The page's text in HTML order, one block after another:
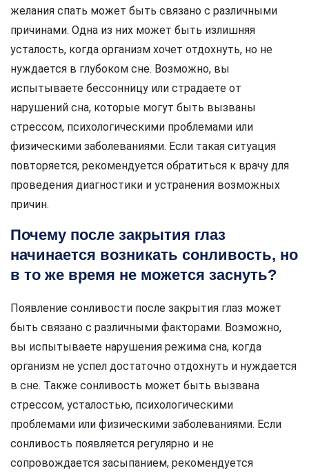
желания спать может быть связано с различными
причинами. Одна из них может быть излишняя
усталость, когда организм хочет отдохнуть, но не
нуждается в глубоком сне. Возможно, вы
испытываете бессонницу или страдаете от
нарушений сна, которые могут быть вызваны
стрессом, психологическими проблемами или
физическими заболеваниями. Если такая ситуация
повторяется, рекомендуется обратиться к врачу для
проведения диагностики и устранения возможных
причин.
Почему после закрытия глаз
начинается возникать сонливость, но
в то же время не можется заснуть?
Появление сонливости после закрытия глаз может
быть связано с различными факторами. Возможно,
вы испытываете нарушения режима сна, когда
организм не успел достаточно отдохнуть и нуждается
в сне. Также сонливость может быть вызвана
стрессом, усталостью, психологическими
проблемами или физическими заболеваниями. Если
сонливость появляется регулярно и не
сопровождается засыпанием, рекомендуется